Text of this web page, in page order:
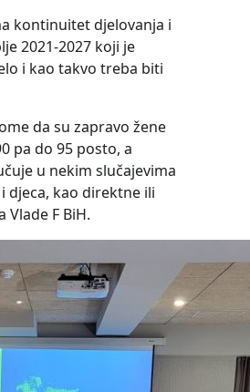
kontinuitet djelovanja i
2021-2027 koji je
i kao takvo treba biti
da su zapravo žene
pa do 95 posto, a
u nekim slučajevima
djeca, kao direktne ili
F BiH.